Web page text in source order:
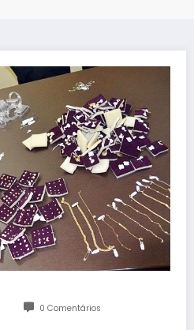
0 Comentários